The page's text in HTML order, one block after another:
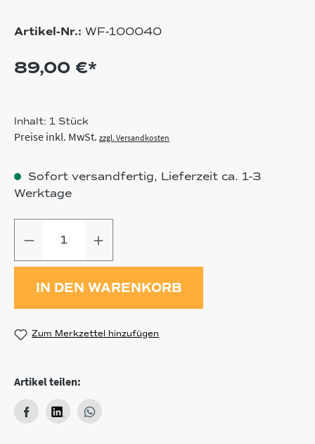
Artikel-Nr.: WF-100040
89,00 €*
Inhalt: 1 Stück
Preise inkl. MwSt. zzgl. Versandkosten
Sofort versandfertig, Lieferzeit ca. 1-3
Werktage
IN DEN WARENKORB
Zum Merkzettel hinzufügen
Artikel teilen: